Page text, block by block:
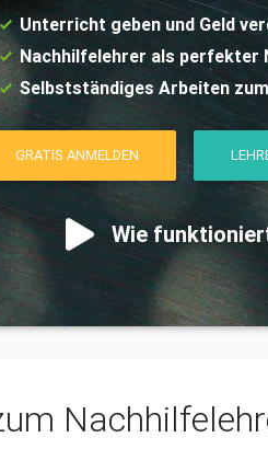
Unterricht geben und Geld
Nachhilfelehrer als perfekter
Selbstständiges Arbeiten
GRATIS ANMELDEN
Wie